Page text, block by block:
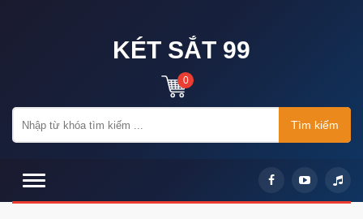
KÉT SẮT 99
0
Tìm kiếm